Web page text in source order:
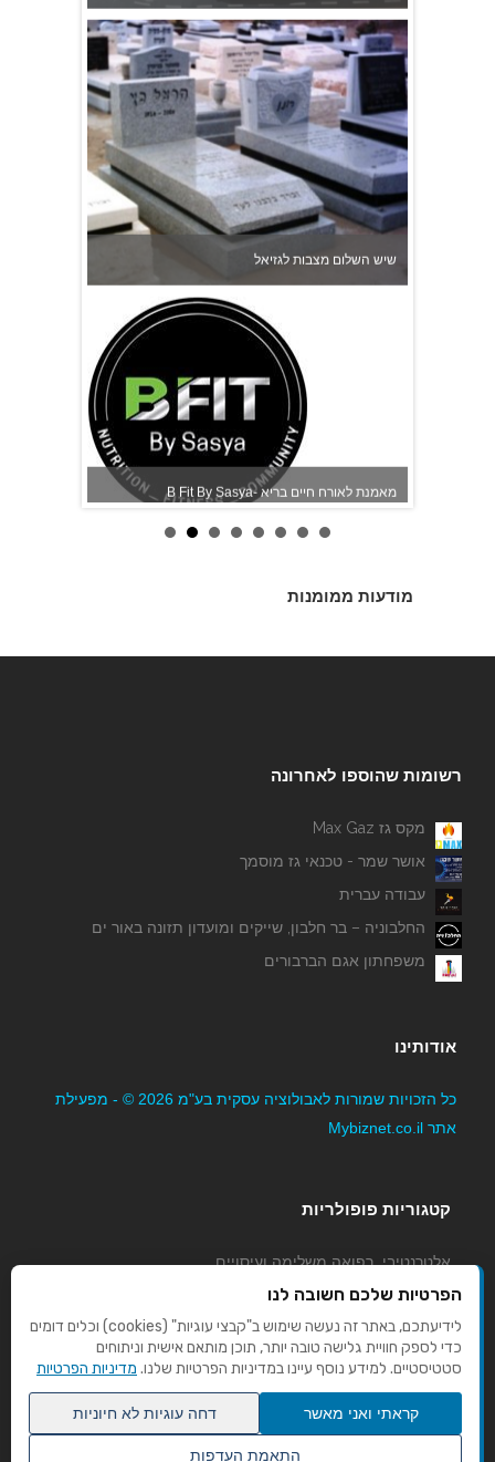
שיש השלום מצבות לגזיאל
B Fit By Sasya- מאמנת לאורח חיים בריא
יודן ספרים
מוטי נאור - מורה לנהיגה לכל אזור גוש דן
מודעות ממומנות
רשומות שהוספו לאחרונה
מקס גז Max Gaz
אושר שמר - טכנאי גז מוסמך
עבודה עברית
החלבוניה – בר חלבון, שייקים ומועדון תזונה באור ים
משפחתון אגם הברבורים
אודותינו
כל הזכויות שמורות לאבולוציה עסקית בע"מ 2026 © - מפעילת
אתר Mybiznet.co.il
קטגוריות פופולריות
אלטרנטיבי, רפואה משלימה ועיסויים
גני ילדים, משפחתונים וצהרונים
קוסמטיקה טיפוח ויופי
מורים לנהיגה
הפרטיות שלכם חשובה לנו
לידיעתכם, באתר זה נעשה שימוש ב"קבצי עוגיות" (cookies) וכלים דומים
כדי לספק חוויית גלישה טובה יותר, תוכן מותאם אישית וניתוחים
סטטיסטיים. למידע נוסף עיינו במדיניות הפרטיות שלנו. מדיניות הפרטיות
קראתי ואני מאשר דחה עוגיות לא חיוניות
התאמת העדפות